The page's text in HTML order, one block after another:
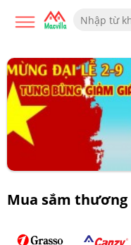
Mua sắm